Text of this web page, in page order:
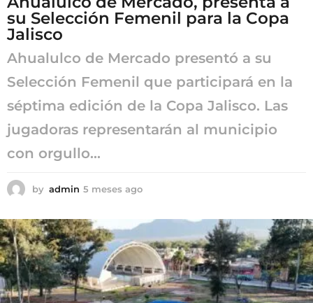
su Selección Femenil para la Copa
Jalisco
Ahualulco de Mercado presentó a su
Selección Femenil que participará en la
séptima edición de la Copa Jalisco. Las
jugadoras representarán al municipio
con orgullo...
by admin 5 meses ago
e
s
a
g
o